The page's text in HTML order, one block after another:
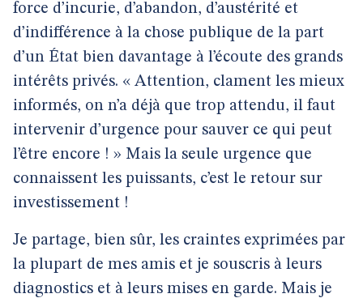
force d’incurie, d’abandon, d’austérité et
d’indifférence à la chose publique de la part
d’un État bien davantage à l’écoute des grands
intérêts privés. « Attention, clament les mieux
informés, on n’a déjà que trop attendu, il faut
intervenir d’urgence pour sauver ce qui peut
l’être encore ! » Mais la seule urgence que
connaissent les puissants, c’est le retour sur
investissement !
Je partage, bien sûr, les craintes exprimées par
la plupart de mes amis et je souscris à leurs
diagnostics et à leurs mises en garde. Mais je